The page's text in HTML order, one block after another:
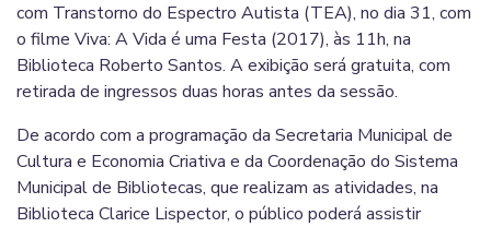
com Transtorno do Espectro Autista (TEA), no dia 31, com
o filme Viva: A Vida é uma Festa (2017), às 11h, na
Biblioteca Roberto Santos. A exibição será gratuita, com
retirada de ingressos duas horas antes da sessão.
De acordo com a programação da Secretaria Municipal de
Cultura e Economia Criativa e da Coordenação do Sistema
Municipal de Bibliotecas, que realizam as atividades, na
Biblioteca Clarice Lispector, o público poderá assistir